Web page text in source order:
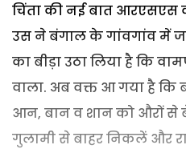
चिंता की नई बात आरएसएस
उस ने बंगाल के गांवगांव में
का बीड़ा उठा लिया है कि
वाला. अब वक्त आ गया है कि
आन, बान व शान को औरों से
गुलामी से बाहर निकलें और